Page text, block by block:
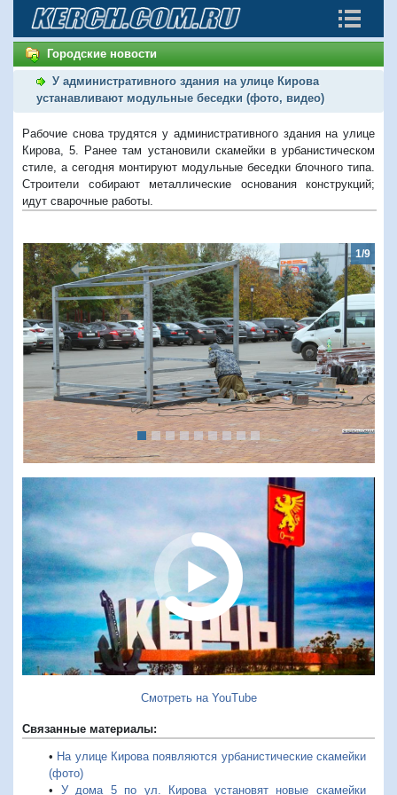
Городские новости
У административного здания на улице Кирова
устанавливают модульные беседки (фото, видео)
Рабочие снова трудятся у административного здания на улице
Кирова, 5. Ранее там установили скамейки в урбанистическом
стиле, а сегодня монтируют модульные беседки блочного типа.
Строители собирают металлические основания конструкций;
идут сварочные работы.
1/9
Предыдущий
Смотреть на YouTube
Связанные материалы:
• На улице Кирова появляются урбанистические скамейки
(фото)
• У дома 5 по ул. Кирова установят новые скамейки